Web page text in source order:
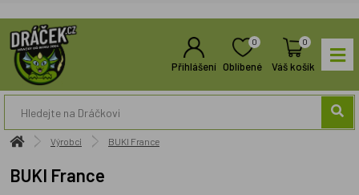
Přihlášení
0
Oblíbené
0
Váš košík
Výrobci BUKI France
BUKI France